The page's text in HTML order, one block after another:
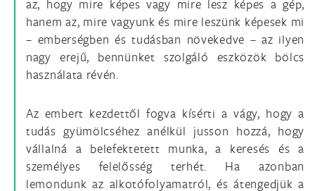
az, hogy mire képes vagy mire lesz képes a gép,
hanem az, mire vagyunk és mire leszünk képesek mi
– emberségben és tudásban növekedve – az ilyen
nagy erejű, bennünket szolgáló eszközök bölcs
használata révén.
Az embert kezdettől fogva kísérti a vágy, hogy a
tudás gyümölcséhez anélkül jusson hozzá, hogy
vállalná a belefektetett munka, a keresés és a
személyes felelősség terhét. Ha azonban
lemondunk az alkotófolyamatról, és átengedjük a